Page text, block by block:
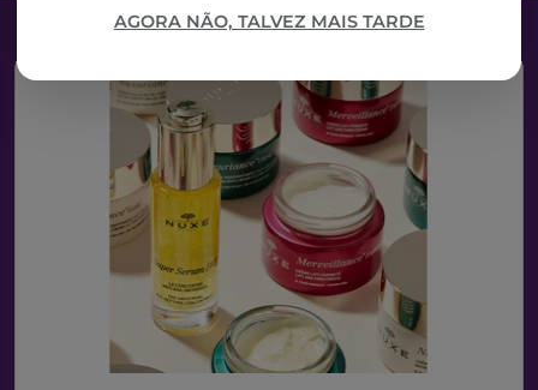
AGORA NÃO, TALVEZ MAIS TARDE